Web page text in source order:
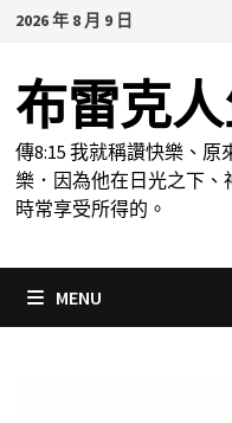
Skip
content
2026 年 8 月 9 日
布雷克
傳8:15 我就稱讚快樂、
樂．因為他在日光之下、
時常享受所得的。
MENU